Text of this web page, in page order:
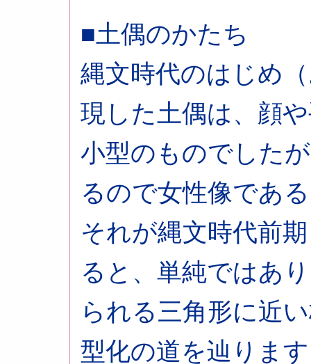
■土偶のかたち
縄文時代のはじめ
現した土偶は、顔
小型のものでした
るので女性像であ
それが縄文時代前
ると、単純ではあ
られる三角形に近
型化の道を辿りま